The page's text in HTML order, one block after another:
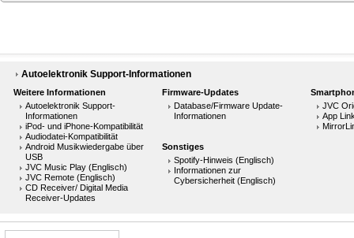
Autoelektronik Support-Informationen
Weitere Informationen
Autoelektronik Support-
Informationen
iPod- und iPhone-Kompatibilität
Audiodatei-Kompatibilität
Android Musikwiedergabe über
USB
JVC Music Play (Englisch)
JVC Remote (Englisch)
CD Receiver/ Digital Media
Receiver-Updates
Firmware-Updates
Database/Firmware Update-
Informationen
JVC
App
Sonstiges
Spotify-Hinweis (Englisch)
Informationen zur
Cybersicherheit (Englisch)